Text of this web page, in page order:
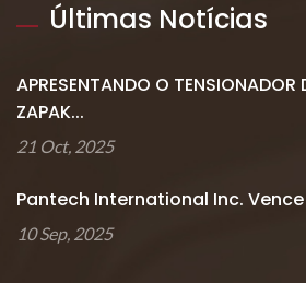
Últimas Notícias
APRESENTANDO O
ZAPAK...
21 Oct, 2025
Pantech International Inc. Vence
10 Sep, 2025